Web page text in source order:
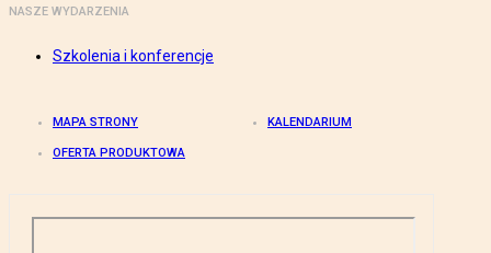
NASZE WYDARZENIA
Szkolenia i konferencje
MAPA STRONY KALENDARIUM
OFERTA PRODUKTOWA